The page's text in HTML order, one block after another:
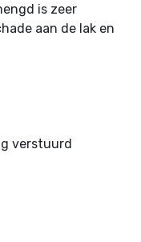
is zeer
aan de lak en
verstuurd